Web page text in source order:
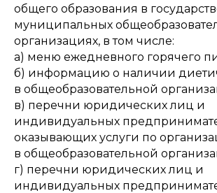
общего образования в
муниципальных
организациях, в том числе:
а) меню ежедневного горячего
б) информацию о наличии
в общеобразовательной
в) перечни юридических лиц и
индивидуальных
оказывающих услуги по
в общеобразовательной
г) перечни юридических лиц и
индивидуальных